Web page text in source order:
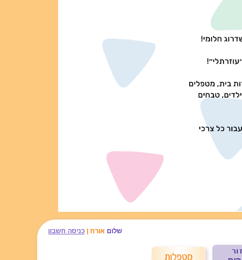
שלום אורח |כניסה חשבון